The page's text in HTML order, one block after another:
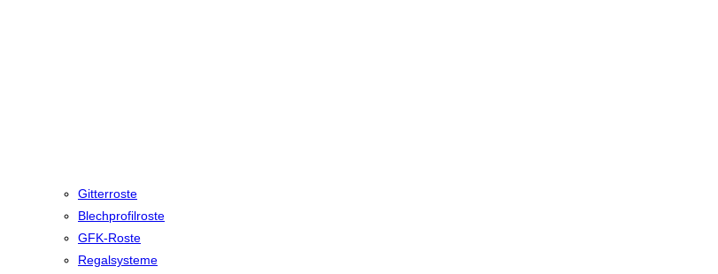
Gitterroste
Blechprofilroste
GFK-Roste
Regalsysteme